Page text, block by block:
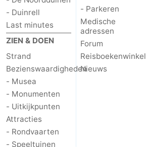
Haag
Rotterdam
Rockanje
Weer
Contact
- Duinrell
Last minutes
ZIEN & DOEN
Strand
Bezienswaardigheden
- Musea
- Monumenten
- Uitkijkpunten
Attracties
- Rondvaarten
- Speeltuinen
- Parkeren
Medische
adressen
Forum
Reisboekenwinkel
Nieuws